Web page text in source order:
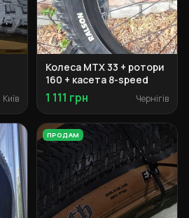
Київ
Колеса MTX 33 + ротори
160 + касета 8-speed
1 111 грн Чернігів
ПРОДАМ